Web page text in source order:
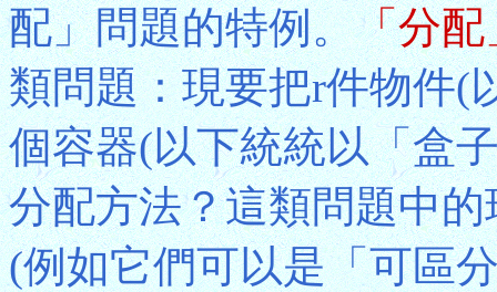
配」問題的特例。「分配
類問題：現要把r件物件(
個容器(以下統統以「盒
分配方法？這類問題中
(例如它們可以是「可區